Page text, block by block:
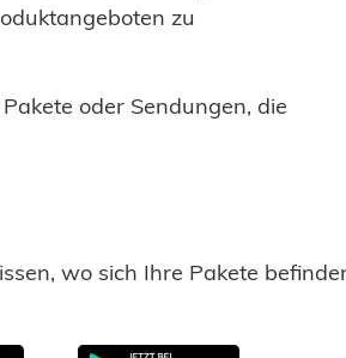
zu
oder Sendungen, die
wo sich Ihre Pakete